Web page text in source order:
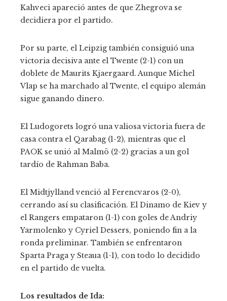
Kahveci apareció antes de que Zhegrova se
decidiera por el partido.
Por su parte, el Leipzig también consiguió una
victoria decisiva ante el Twente (2-1) con un
doblete de Maurits Kjaergaard. Aunque Michel
Vlap se ha marchado al Twente, el equipo alemán
sigue ganando dinero.
El Ludogorets logró una valiosa victoria fuera de
casa contra el Qarabag (1-2), mientras que el
PAOK se unió al Malmö (2-2) gracias a un gol
tardío de Rahman Baba.
El Midtjylland venció al Ferencvaros (2-0),
cerrando así su clasificación. El Dinamo de Kiev y
el Rangers empataron (1-1) con goles de Andriy
Yarmolenko y Cyriel Dessers, poniendo fin a la
ronda preliminar. También se enfrentaron
Sparta Praga y Steaua (1-1), con todo lo decidido
en el partido de vuelta.
Los resultados de Ida: